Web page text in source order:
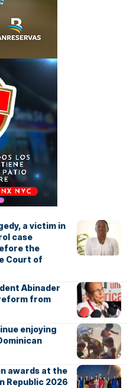
a victim in
case
the
Court of
Abinader
from
enjoying
awards at the
Republic 2026